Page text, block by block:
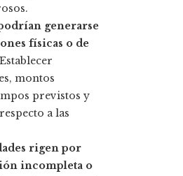
generarse
físicas o de
Establecer
montos
previstos y
a las
rigen por
incompleta o